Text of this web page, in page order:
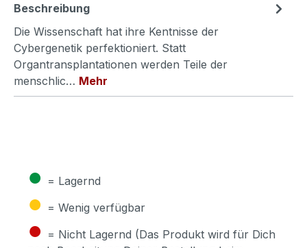
Beschreibung
Die Wissenschaft hat ihre Kentnisse der
Cybergenetik perfektioniert. Statt
Organtransplantationen werden Teile der
menschlic… Mehr
● = Lagernd
● = Wenig verfügbar
● = Nicht Lagernd (Das Produkt wird für Dich